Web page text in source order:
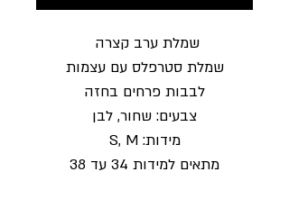
שמלת ערב קצרה
שמלת סטרפלס עם עצמות
לבבות פרחים בחזה
צבעים: שחור, לבן
מידות: S, M
מתאים למידות 34 עד 38